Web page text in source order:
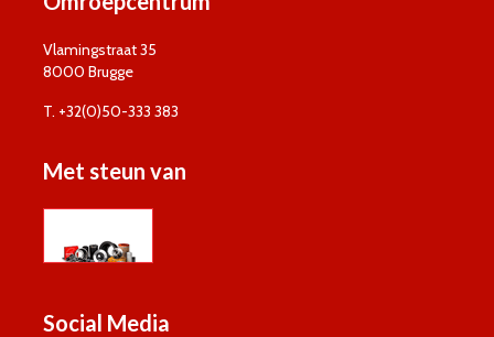
Vlamingstraat 35
8000 Brugge
T. +32(0)50-333 383
Met steun van
Social Media